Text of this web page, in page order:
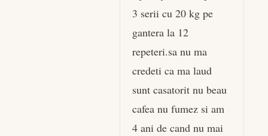
3 serii cu 20 kg pe
gantera la 12
repeteri.sa nu ma
credeti ca ma laud
sunt casatorit nu beau
cafea nu fumez si am
4 ani de cand nu mai